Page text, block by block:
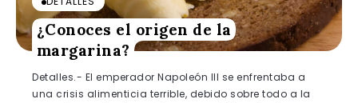
¿Conoces el origen de la
margarina?
Detalles.- El emperador Napoleón III se enfrentaba a
una crisis alimenticia terrible, debido sobre todo a la